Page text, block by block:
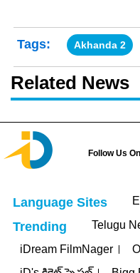
Tags: Akhanda 2
Related News
Follow Us
Language Sites
Trending Telugu
iDream FilmNager